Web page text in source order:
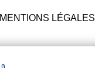
MENTIONS LÉGALES